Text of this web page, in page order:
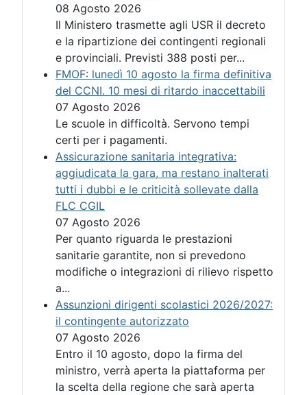
08 Agosto 2026
Il Ministero trasmette agli USR il decreto
e la ripartizione dei contingenti regionali
e provinciali. Previsti 388 posti per...
FMOF: lunedì 10 agosto la firma definitiva
del CCNI. 10 mesi di ritardo inaccettabili
07 Agosto 2026
Le scuole in difficoltà. Servono tempi
certi per i pagamenti.
Assicurazione sanitaria integrativa:
aggiudicata la gara, ma restano inalterati
tutti i dubbi e le criticità sollevate dalla
FLC CGIL
07 Agosto 2026
Per quanto riguarda le prestazioni
sanitarie garantite, non si prevedono
modifiche o integrazioni di rilievo rispetto
a...
Assunzioni dirigenti scolastici 2026/2027:
il contingente autorizzato
07 Agosto 2026
Entro il 10 agosto, dopo la firma del
ministro, verrà aperta la piattaforma per
la scelta della regione che sarà aperta